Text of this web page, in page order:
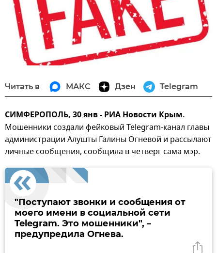
Читать в МАКС Дзен Telegram
СИМФЕРОПОЛЬ, 30 янв - РИА Новости Крым.
Мошенники создали фейковый Telegram-канал главы
администрации Алушты Галины Огневой и рассылают
личные сообщения, сообщила в четверг сама мэр.
"Поступают звонки и сообщения от
моего имени в социальной сети
Telegram. Это мошенники", –
предупредила Огнева.